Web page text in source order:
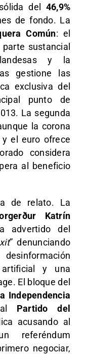
del 46,9%
de fondo. La
Común: el
sustancial
y la
gestione las
exclusiva del
punto de
La segunda
la corona
el euro ofrece
considera
al beneficio
de relato. La
Katrín
advertido del
” denunciando
artificial y una
El bloque del
Independencia
Partido del
acusando al
referéndum
negociar,